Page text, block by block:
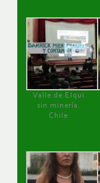
Valle de Elqui
sin minería.
Chile